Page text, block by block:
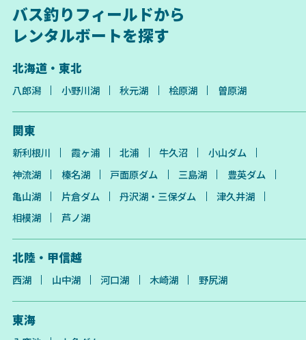
バス釣りフィールドから
レンタルボートを探す
北海道・東北
八郎潟 小野川湖 秋元湖 桧原湖 曽原湖
関東
新利根川 霞ヶ浦 北浦 牛久沼
小山ダム
神流湖
榛名湖 戸面原ダム 三島湖
豊英ダム
亀山湖
片倉ダム 丹沢湖・三保ダム
津久井湖
相模湖
芦ノ湖
北陸・甲信越
西湖 山中湖 河口湖 木崎湖 野尻湖
東海